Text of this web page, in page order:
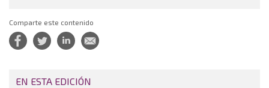
Comparte este contenido
EN ESTA EDICIÓN